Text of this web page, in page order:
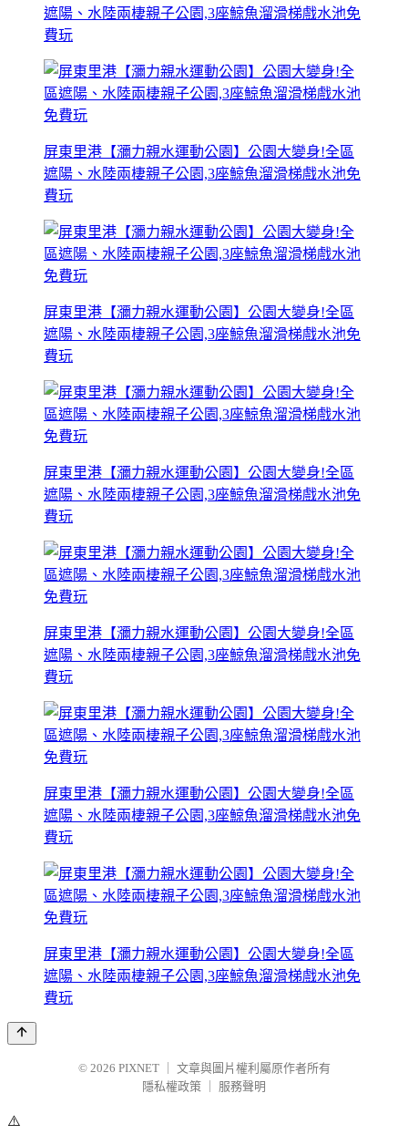
遮陽、水陸兩棲親子公園,3座鯨魚溜滑梯戲水池免
費玩
屏東里港【瀰力親水運動公園】公園大變身!全區
遮陽、水陸兩棲親子公園,3座鯨魚溜滑梯戲水池免
費玩
屏東里港【瀰力親水運動公園】公園大變身!全區
遮陽、水陸兩棲親子公園,3座鯨魚溜滑梯戲水池免
費玩
屏東里港【瀰力親水運動公園】公園大變身!全區
遮陽、水陸兩棲親子公園,3座鯨魚溜滑梯戲水池免
費玩
屏東里港【瀰力親水運動公園】公園大變身!全區
遮陽、水陸兩棲親子公園,3座鯨魚溜滑梯戲水池免
費玩
屏東里港【瀰力親水運動公園】公園大變身!全區
遮陽、水陸兩棲親子公園,3座鯨魚溜滑梯戲水池免
費玩
屏東里港【瀰力親水運動公園】公園大變身!全區
遮陽、水陸兩棲親子公園,3座鯨魚溜滑梯戲水池免
費玩
© 2026 PIXNET
文章與圖片權利屬原作者所有
隱私權政策
服務聲明
⚠️